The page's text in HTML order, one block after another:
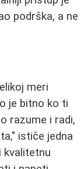
podrška, a ne
meri
je bitno ko ti
razume i radi,
ističe jedna
kvalitetnu